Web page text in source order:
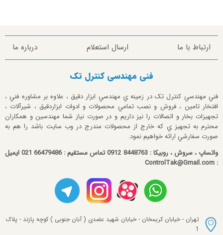
ارتباط با ما ارسال استعلام درباره ما
فنی مهندسی کنترل تک
فني مهندسي کنترل تک در زمينه ي مهندسي ابزار دقيق ، علاوه بر مشاوره فني ،
افتخار تامين ، فروش و نصب تمامي محصولات و ادوات ابزاردقيق ، شيرآلات ،
تجهيزات بخار و اتصالات را نيز داريم و در صورت نياز شما مهندسين و همکاران
محترم به تجهيز ي که خارج از محصولات مندرج در وب سايت باشد را هم به
صورت سفارشي ارائه خواهيم نمود.
واتساپ ، سروش ، روبیکا : 8448763 0912 تماس مستقیم : 66479486 021 ایمیل
: ControlTak@Gmail.com
تهران - خیابان کریمخان - خیابان شهید عضدی ( آبان جنوبی ) کوچه پازند - پلاک
1